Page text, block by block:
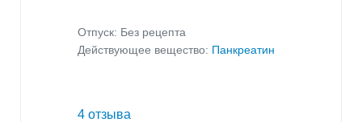
Отпуск: Без рецепта
Действующее вещество: Панкреатин
4 отзыва